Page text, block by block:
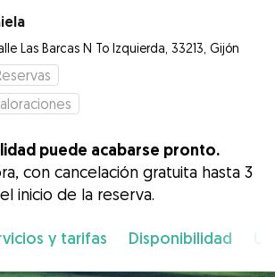
Las Barcas N To Izquierda, 33213, Gijón
puede acabarse pronto.
con cancelación gratuita hasta 3
inicio de la reserva.
y tarifas Disponibilidad